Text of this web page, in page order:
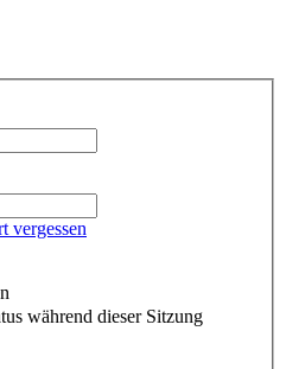
vergessen
während dieser Sitzung